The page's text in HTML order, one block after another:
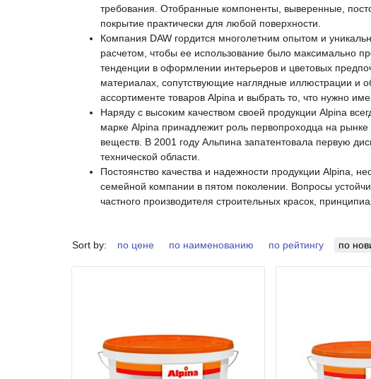
требования. Отобранные компоненты, выверенные,
покрытие практически для любой поверхности.
Компания DAW гордится многолетним опытом и
расчетом, чтобы ее использование было максимально
тенденции в оформлении интерьеров и цветовых
материалах, сопутствующие наглядные иллюстрации и
ассортименте товаров Alpina и выбрать то, что нужно
Наряду с высоким качеством своей продукции Alpina
марке Alpina принадлежит роль первопроходца на
веществ. В 2001 году Альпина запатентовала первую
технической области.
Постоянство качества и надежности продукции Alpina,
семейной компании в пятом поколении. Вопросы
частного производителя строительных красок,
Sort by: по цене по наименованию по рейтингу по